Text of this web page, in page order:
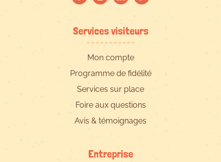
Services visiteurs
Mon compte
Programme de fidélité
Services sur place
Foire aux questions
Avis & témoignages
Entreprise